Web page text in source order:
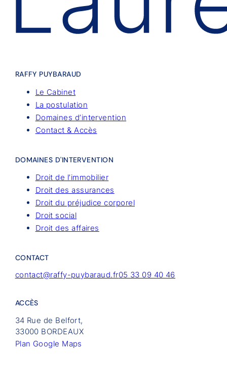
RAFFY PUYBARAUD
Le Cabinet
La postulation
Domaines d’intervention
Contact & Accès
DOMAINES D'INTERVENTION
Droit de l’immobilier
Droit des assurances
Droit du préjudice corporel
Droit social
Droit des affaires
CONTACT
contact@raffy-puybaraud.fr05 33 09 40 46
ACCÈS
34 Rue de Belfort,
33000 BORDEAUX
Plan Google Maps